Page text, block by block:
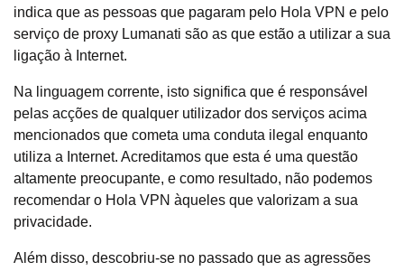
indica que as pessoas que pagaram pelo Hola VPN e pelo
serviço de proxy Lumanati são as que estão a utilizar a sua
ligação à Internet.
Na linguagem corrente, isto significa que é responsável
pelas acções de qualquer utilizador dos serviços acima
mencionados que cometa uma conduta ilegal enquanto
utiliza a Internet. Acreditamos que esta é uma questão
altamente preocupante, e como resultado, não podemos
recomendar o Hola VPN àqueles que valorizam a sua
privacidade.
Além disso, descobriu-se no passado que as agressões